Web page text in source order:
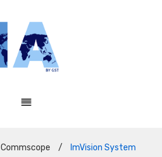
Commscope /
ImVision System